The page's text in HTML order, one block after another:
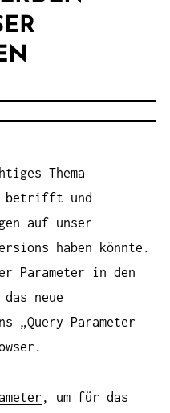
Thema
betrifft und
auf unser
haben könnte.
Parameter in den
neue
„Query Parameter
, um für das